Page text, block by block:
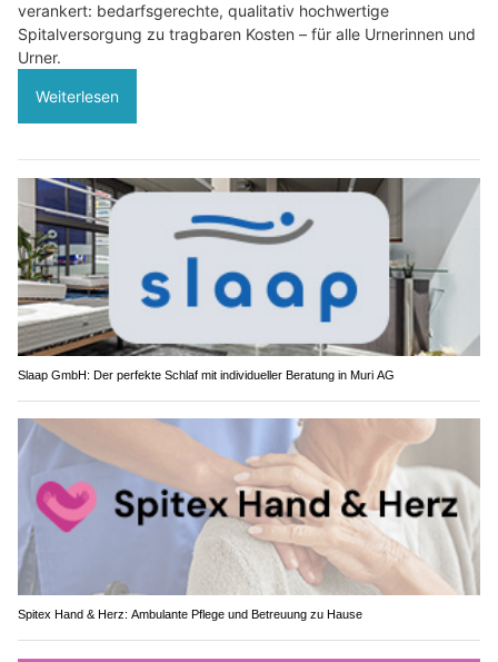
verankert: bedarfsgerechte, qualitativ hochwertige
Spitalversorgung zu tragbaren Kosten – für alle Urnerinnen und
Urner.
Weiterlesen
Slaap GmbH: Der perfekte Schlaf mit individueller Beratung in Muri AG
Spitex Hand & Herz: Ambulante Pflege und Betreuung zu Hause